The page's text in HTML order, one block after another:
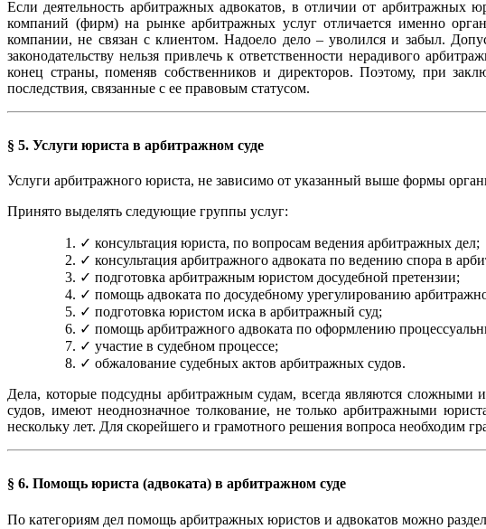
Если деятельность арбитражных адвокатов, в отличии от арбитражных
компаний (фирм) на рынке арбитражных услуг отличается именно
компании, не связан с клиентом. Надоело дело – уволился и забыл.
законодательству нельзя привлечь к ответственности нерадивого
конец страны, поменяв собственников и директоров. Поэтому, при
последствия, связанные с ее правовым статусом.
§ 5. Услуги юриста в арбитражном суде
Услуги арбитражного юриста, не зависимо от указанный выше формы
Принято выделять следующие группы услуг:
✓ консультация юриста, по вопросам ведения арбитражных дел;
✓ консультация арбитражного адвоката по ведению спора в
✓ подготовка арбитражным юристом досудебной претензии;
✓ помощь адвоката по досудебному урегулированию
✓ подготовка юристом иска в арбитражный суд;
✓ помощь арбитражного адвоката по оформлению
✓ участие в судебном процессе;
✓ обжалование судебных актов арбитражных судов.
Дела, которые подсудны арбитражным судам, всегда являются
судов, имеют неоднозначное толкование, не только арбитражными
нескольку лет. Для скорейшего и грамотного решения вопроса
§ 6. Помощь юриста (адвоката) в арбитражном суде
По категориям дел помощь арбитражных юристов и адвокатов можно